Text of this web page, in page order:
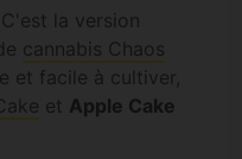
la version
cannabis Chaos
et facile à cultiver,
et Apple Cake